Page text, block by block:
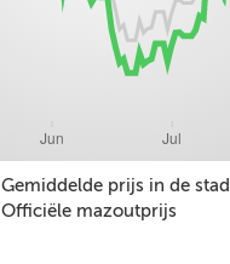
Gemiddelde prijs in de stad
Officiële mazoutprijs